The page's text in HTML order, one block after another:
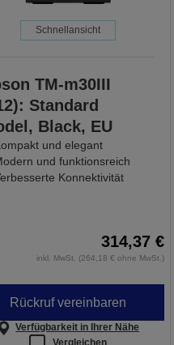
Schnellansicht
TM-m30III
Standard
Black, EU
und elegant
und funktionsreich
Konnektivität
314,37 €
inkl. MwSt. (264,18 € ohne MwSt.)
Rückruf vereinbaren
Verfügbarkeit in Ihrer Nähe
Vergleichen